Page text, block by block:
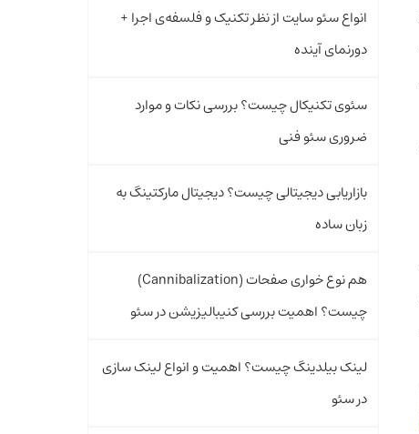
انواع سئو سایت از نظر تکنیک و فلسفه‌ی اجرا +
دورنمای آینده
سئوی تکنیکال چیست؟ بررسی نکات و موارد
ضروری سئو فنی
بازاریابی دیجیتالی چیست؟ دیجیتال مارکتینگ به
زبان ساده
هم‌ نوع‌ خواری صفحات (Cannibalization)
چیست؟ اهمیت بررسی کنیبالیزیشن در سئو
لینک بیلدینگ چیست؟ اهمیت و انواع لینک سازی
در سئو